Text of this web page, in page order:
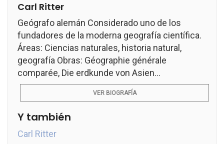
Carl Ritter
Geógrafo alemán Considerado uno de los
fundadores de la moderna geografía científica.
Áreas: Ciencias naturales, historia natural,
geografía Obras: Géographie générale
comparée, Die erdkunde von Asien...
VER BIOGRAFÍA
Y también
Carl Ritter